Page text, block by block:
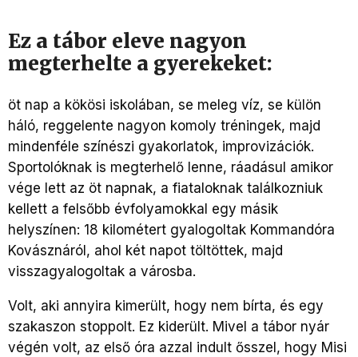
Ez a tábor eleve nagyon
megterhelte a gyerekeket:
öt nap a kökösi iskolában, se meleg víz, se külön
háló, reggelente nagyon komoly tréningek, majd
mindenféle színészi gyakorlatok, improvizációk.
Sportolóknak is megterhelő lenne, ráadásul amikor
vége lett az öt napnak, a fiataloknak találkozniuk
kellett a felsőbb évfolyamokkal egy másik
helyszínen: 18 kilométert gyalogoltak Kommandóra
Kovásznáról, ahol két napot töltöttek, majd
visszagyalogoltak a városba.
Volt, aki annyira kimerült, hogy nem bírta, és egy
szakaszon stoppolt. Ez kiderült. Mivel a tábor nyár
végén volt, az első óra azzal indult ősszel, hogy Misi